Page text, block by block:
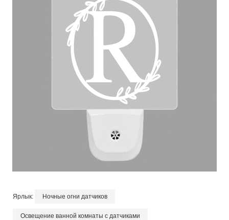
Ярлык: Ночные огни датчиков
Освещение ванной комнаты с датчиками